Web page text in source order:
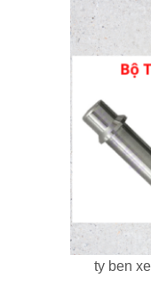
ty ben